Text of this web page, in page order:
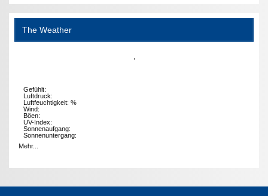
The Weather
Gefühlt:
Luftdruck:
Luftfeuchtigkeit: %
Wind:
Böen:
UV-Index:
Sonnenaufgang:
Sonnenuntergang:
Mehr...